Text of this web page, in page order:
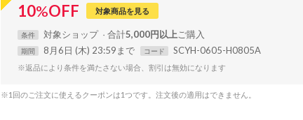
10%OFF 対象商品を見る
条件 対象ショップ 合計5,000円以上
期間 8月6日 (木) 23:59まで コード SCYH-0605-H0805A
※返品により条件を満たさない場合、割引は無効になります
※1回のご注文に使えるクーポンは1つです。注文後の適用はできません。